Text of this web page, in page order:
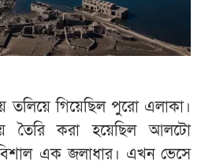
তলিয়ে গিয়েছিল পুরো এলাকা।
তৈরি করা হয়েছিল আলটো
বিশাল এক জলাধার। এখন ভেসে